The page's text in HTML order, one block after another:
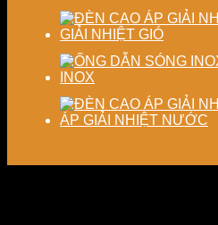
GIẢI NHIỆT GIÓ
INOX
ÁP GIẢI NHIỆT NƯỚC